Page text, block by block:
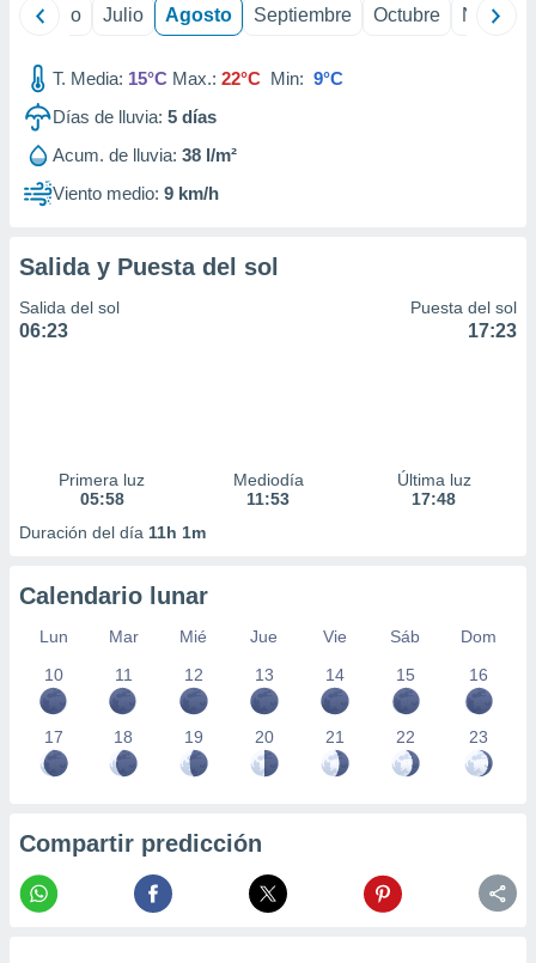
e
mediante
publicidad
de
Junio Julio Agosto Septiembre Octubre
T. Media: 15°C Max.: 22°C Min: 9°C
Días de lluvia: 5 días
Acum. de lluvia: 38 l/m²
Viento medio: 9 km/h
Salida y Puesta del sol
Salida del sol
06:23
Puesta del sol
17:23
Primera luz
05:58
Mediodía
11:53
Última luz
17:48
Duración del día 11h 1m
Calendario lunar
Lun Mar Mié Jue Vie Sáb
Dom
10
11 12 13 14 15 16
17 18 19 20 21 22 23
Compartir predicción